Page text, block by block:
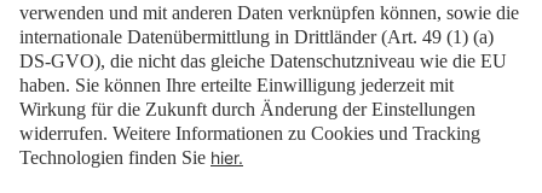
Erklärung zur BarrierefreiheitBarrierefrei